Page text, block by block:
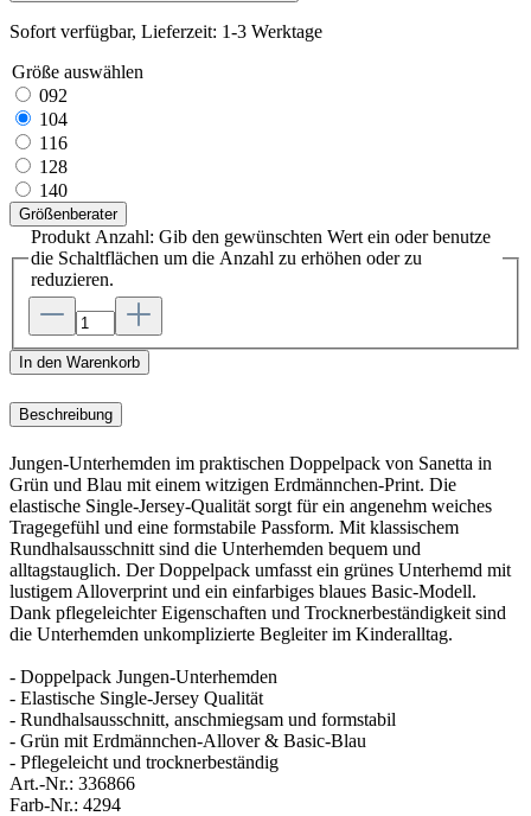
Sofort verfügbar, Lieferzeit: 1-3 Werktage
Größe auswählen
092
104
116
128
140
Größenberater
Produkt Anzahl: Gib den gewünschten Wert ein oder benutze
die Schaltflächen um die Anzahl zu erhöhen oder zu
reduzieren.
In den Warenkorb
Beschreibung
Jungen-Unterhemden im praktischen Doppelpack von Sanetta in
Grün und Blau mit einem witzigen Erdmännchen-Print. Die
elastische Single-Jersey-Qualität sorgt für ein angenehm weiches
Tragegefühl und eine formstabile Passform. Mit klassischem
Rundhalsausschnitt sind die Unterhemden bequem und
alltagstauglich. Der Doppelpack umfasst ein grünes Unterhemd mit
lustigem Alloverprint und ein einfarbiges blaues Basic-Modell.
Dank pflegeleichter Eigenschaften und Trocknerbeständigkeit sind
die Unterhemden unkomplizierte Begleiter im Kinderalltag.
- Doppelpack Jungen-Unterhemden
- Elastische Single-Jersey Qualität
- Rundhalsausschnitt, anschmiegsam und formstabil
- Grün mit Erdmännchen-Allover & Basic-Blau
- Pflegeleicht und trocknerbeständig
Art.-Nr.: 336866
Farb-Nr.: 4294